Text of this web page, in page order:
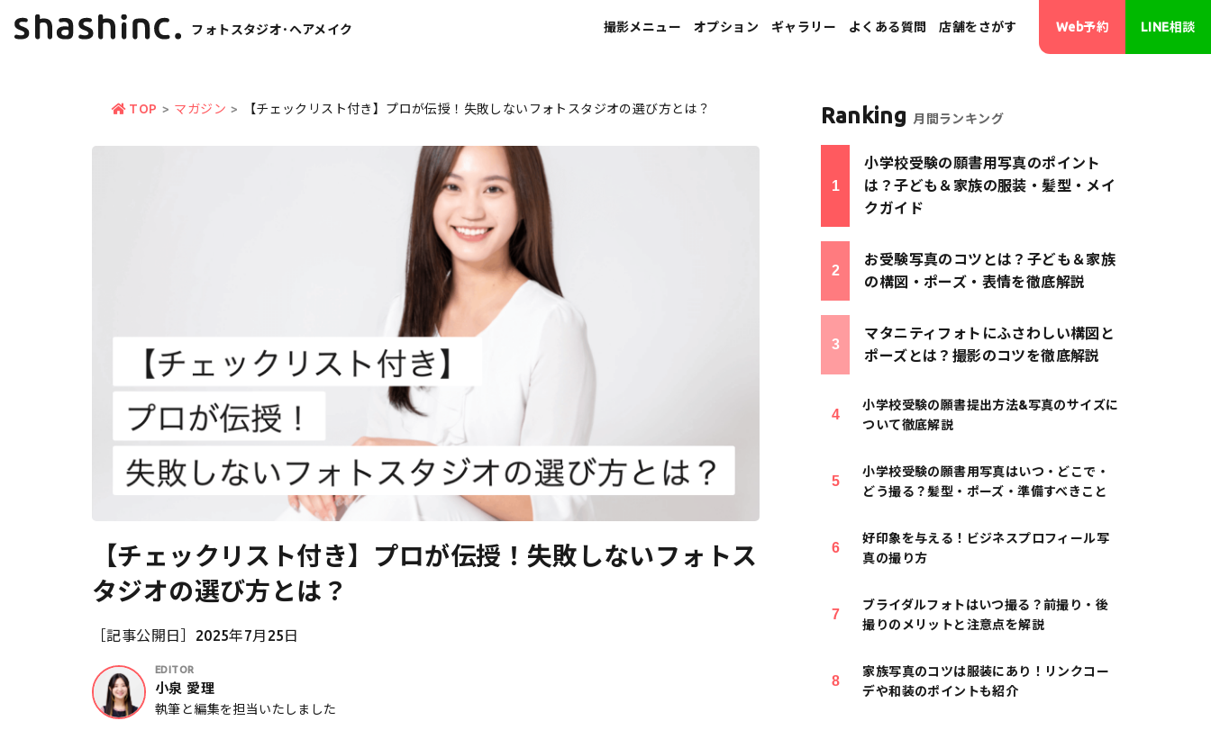
フォトスタジオ･ヘアメイク 撮影メニュー
宣材写真
プロフィール写真
オプション
フォトレタッチ･画像修正
ギャラリー よくある質問 店舗をさがす Web予約 LINE相談
TOP マガジン 【チェックリスト付き】プロが伝授！失敗しないフォトスタジオの選び方とは？
【チェックリスト付き】プロが伝授！失敗しないフォトス
タジオの選び方とは？
［記事公開日］2025年7月25日
EDITOR
小泉 愛理
執筆と編集を担当いたしました
Ranking 月間ランキング
小学校受験の願書用写真のポイント
は？子ども＆家族の服装・髪型・メイ
クガイド
お受験写真のコツとは？子ども＆家族
の構図・ポーズ・表情を徹底解説
マタニティフォトにふさわしい構図と
ポーズとは？撮影のコツを徹底解説
小学校受験の願書提出方法&写真のサイズに
ついて徹底解説
小学校受験の願書用写真はいつ・どこで・
どう撮る？髪型・ポーズ・準備すべきこと
好印象を与える！ビジネスプロフィール写
真の撮り方
ブライダルフォトはいつ撮る？前撮り・後
撮りのメリットと注意点を解説
家族写真のコツは服装にあり！リンクコー
デや和装のポイントも紹介